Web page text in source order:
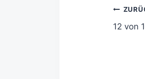
12 von